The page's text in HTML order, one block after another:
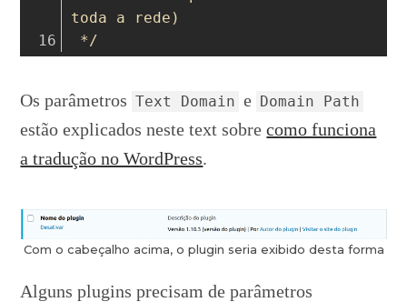
toda a rede)
*/
Os parâmetros Text Domain e Domain Path
estão explicados neste text sobrecomo funciona
a tradução no WordPress.
Com o cabeçalho acima, o plugin seria exibido desta forma
Alguns plugins precisam de parâmetros